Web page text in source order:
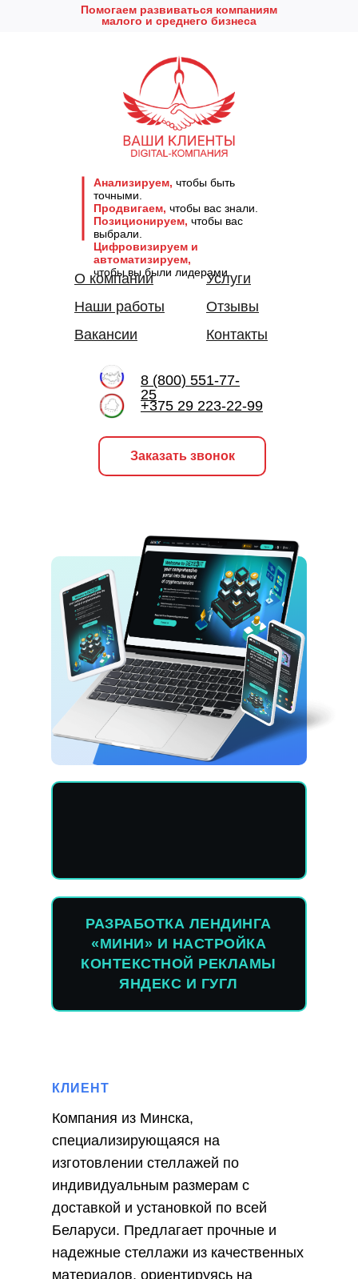
Заказать звонок
Анализируем, чтобы быть
точными.
Продвигаем, чтобы вас знали.
Позиционируем, чтобы вас
выбрали.
Цифровизируем и
автоматизируем,
чтобы вы были лидерами.
Помогаем развиваться компаниям
малого и среднего бизнеса
О компании
Наши работы
Отзывы
Услуги
Вакансии Контакты
8 (800) 551-77-
25
+375 29 223-22-99
РАЗРАБОТКА ЛЕНДИНГА
«МИНИ» И НАСТРОЙКА
КОНТЕКСТНОЙ РЕКЛАМЫ
ЯНДЕКС И ГУГЛ
Компания из Минска,
специализирующаяся на
изготовлении стеллажей по
индивидуальным размерам с
доставкой и установкой по всей
Беларуси. Предлагает прочные и
надежные стеллажи из качественных
материалов, ориентируясь на
КЛИЕНТ